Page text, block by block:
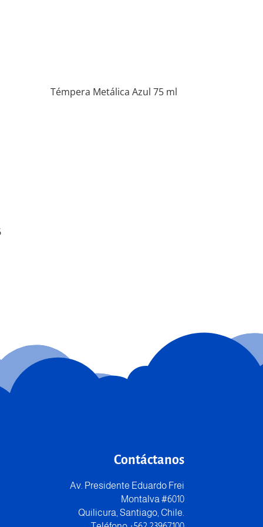
Témpera Metálica Azul 75 ml
Contáctanos
Av. Presidente Eduardo Frei
Montalva #6010
Quilicura, Santiago, Chile.